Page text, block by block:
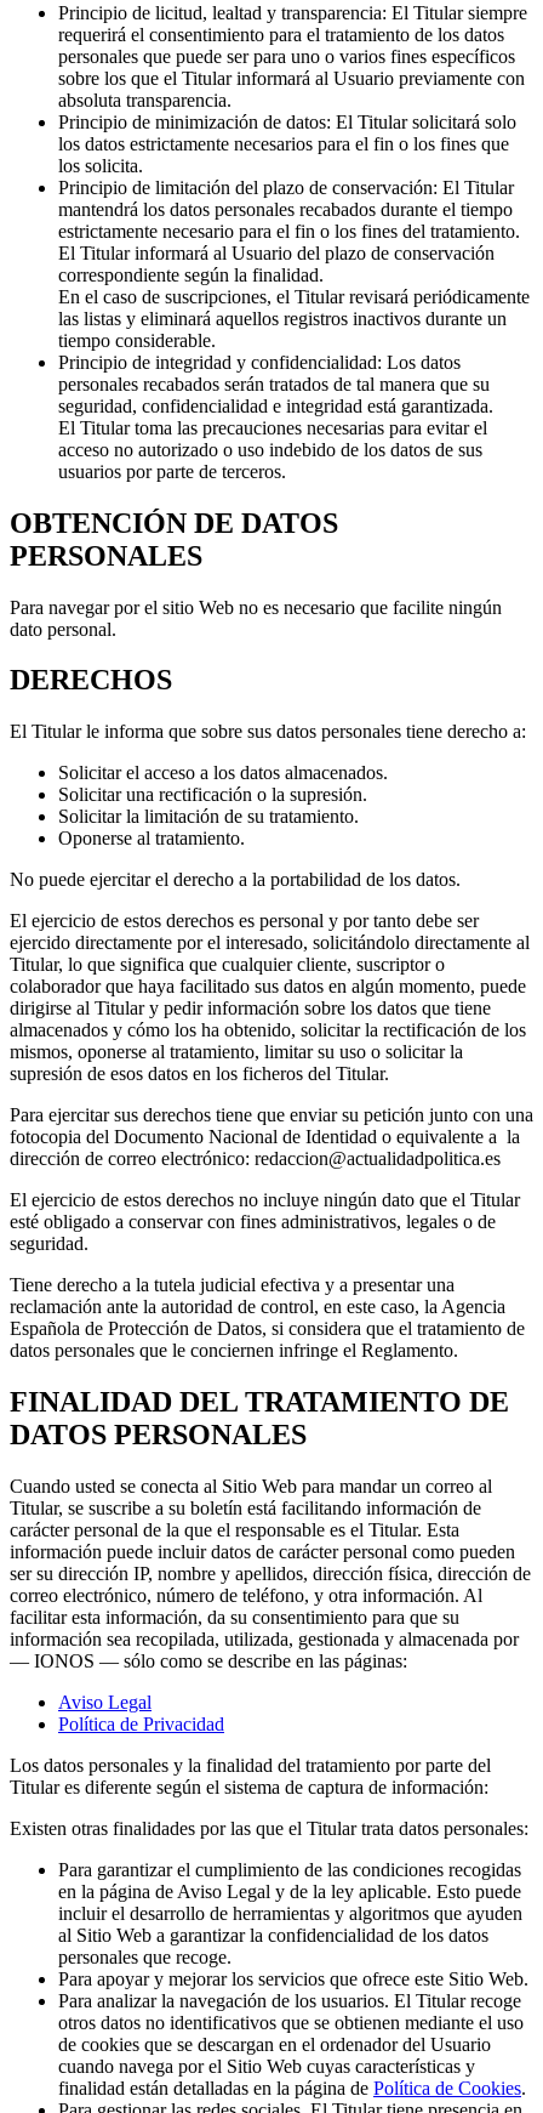
Principio de licitud, lealtad y transparencia: El Titular siempre
requerirá el consentimiento para el tratamiento de los datos
personales que puede ser para uno o varios fines específicos
sobre los que el Titular informará al Usuario previamente con
absoluta transparencia.
Principio de minimización de datos: El Titular solicitará solo
los datos estrictamente necesarios para el fin o los fines que
los solicita.
Principio de limitación del plazo de conservación: El Titular
mantendrá los datos personales recabados durante el tiempo
estrictamente necesario para el fin o los fines del tratamiento.
El Titular informará al Usuario del plazo de conservación
correspondiente según la finalidad.
En el caso de suscripciones, el Titular revisará periódicamente
las listas y eliminará aquellos registros inactivos durante un
tiempo considerable.
Principio de integridad y confidencialidad: Los datos
personales recabados serán tratados de tal manera que su
seguridad, confidencialidad e integridad está garantizada.
El Titular toma las precauciones necesarias para evitar el
acceso no autorizado o uso indebido de los datos de sus
usuarios por parte de terceros.
OBTENCIÓN DE DATOS
PERSONALES
Para navegar por el sitio Web no es necesario que facilite ningún
dato personal.
DERECHOS
El Titular le informa que sobre sus datos personales tiene derecho a:
Solicitar el acceso a los datos almacenados.
Solicitar una rectificación o la supresión.
Solicitar la limitación de su tratamiento.
Oponerse al tratamiento.
No puede ejercitar el derecho a la portabilidad de los datos.
El ejercicio de estos derechos es personal y por tanto debe ser
ejercido directamente por el interesado, solicitándolo directamente al
Titular, lo que significa que cualquier cliente, suscriptor o
colaborador que haya facilitado sus datos en algún momento, puede
dirigirse al Titular y pedir información sobre los datos que tiene
almacenados y cómo los ha obtenido, solicitar la rectificación de los
mismos, oponerse al tratamiento, limitar su uso o solicitar la
supresión de esos datos en los ficheros del Titular.
Para ejercitar sus derechos tiene que enviar su petición junto con una
fotocopia del Documento Nacional de Identidad o equivalente a la
dirección de correo electrónico: redaccion@actualidadpolitica.es
El ejercicio de estos derechos no incluye ningún dato que el Titular
esté obligado a conservar con fines administrativos, legales o de
seguridad.
Tiene derecho a la tutela judicial efectiva y a presentar una
reclamación ante la autoridad de control, en este caso, la Agencia
Española de Protección de Datos, si considera que el tratamiento de
datos personales que le conciernen infringe el Reglamento.
FINALIDAD DEL TRATAMIENTO DE
DATOS PERSONALES
Cuando usted se conecta al Sitio Web para mandar un correo al
Titular, se suscribe a su boletín está facilitando información de
carácter personal de la que el responsable es el Titular. Esta
información puede incluir datos de carácter personal como pueden
ser su dirección IP, nombre y apellidos, dirección física, dirección de
correo electrónico, número de teléfono, y otra información. Al
facilitar esta información, da su consentimiento para que su
información sea recopilada, utilizada, gestionada y almacenada por
— IONOS — sólo como se describe en las páginas:
Aviso Legal
Política de Privacidad
Los datos personales y la finalidad del tratamiento por parte del
Titular es diferente según el sistema de captura de información:
Existen otras finalidades por las que el Titular trata datos personales:
Para garantizar el cumplimiento de las condiciones recogidas
en la página de Aviso Legal y de la ley aplicable. Esto puede
incluir el desarrollo de herramientas y algoritmos que ayuden
al Sitio Web a garantizar la confidencialidad de los datos
personales que recoge.
Para apoyar y mejorar los servicios que ofrece este Sitio Web.
Para analizar la navegación de los usuarios. El Titular recoge
otros datos no identificativos que se obtienen mediante el uso
de cookies que se descargan en el ordenador del Usuario
cuando navega por el Sitio Web cuyas características y
finalidad están detalladas en la página de Política de Cookies.